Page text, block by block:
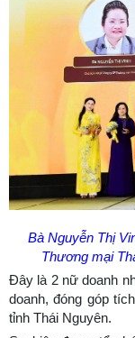
Bà Nguyễn Thị
Thương mại
Đây là 2 nữ doanh
doanh, đóng góp
tỉnh Thái Nguyên.